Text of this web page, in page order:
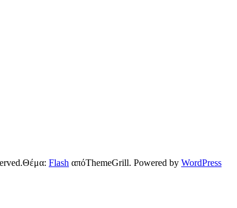
Flash απόThemeGrill. Powered by WordPress